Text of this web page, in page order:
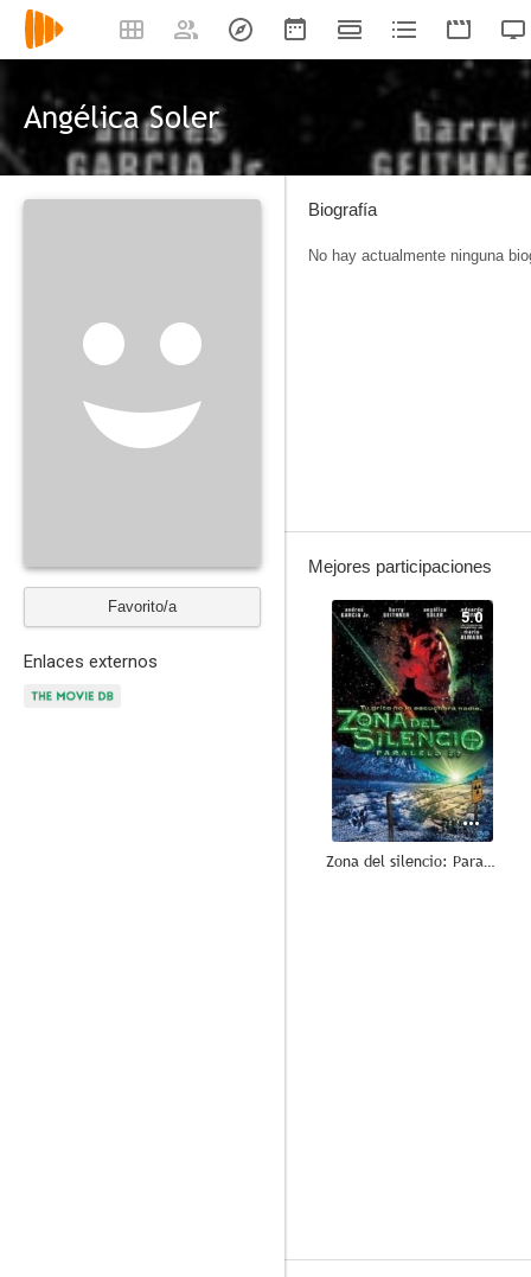
Angélica Soler
Favorito/a
Enlaces externos
Biografía
No hay actualmente ninguna
Mejores participaciones
5.0
Zona del silencio: Paralelo 27